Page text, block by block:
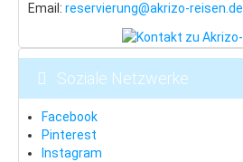
Wintersport
Tschechien
Riesengebirge
Last Minute
Hotel-Tipps
Email: reservierung@akrizo-reisen.de
Soziale Netzwerke
Facebook
Pinterest
Instagram